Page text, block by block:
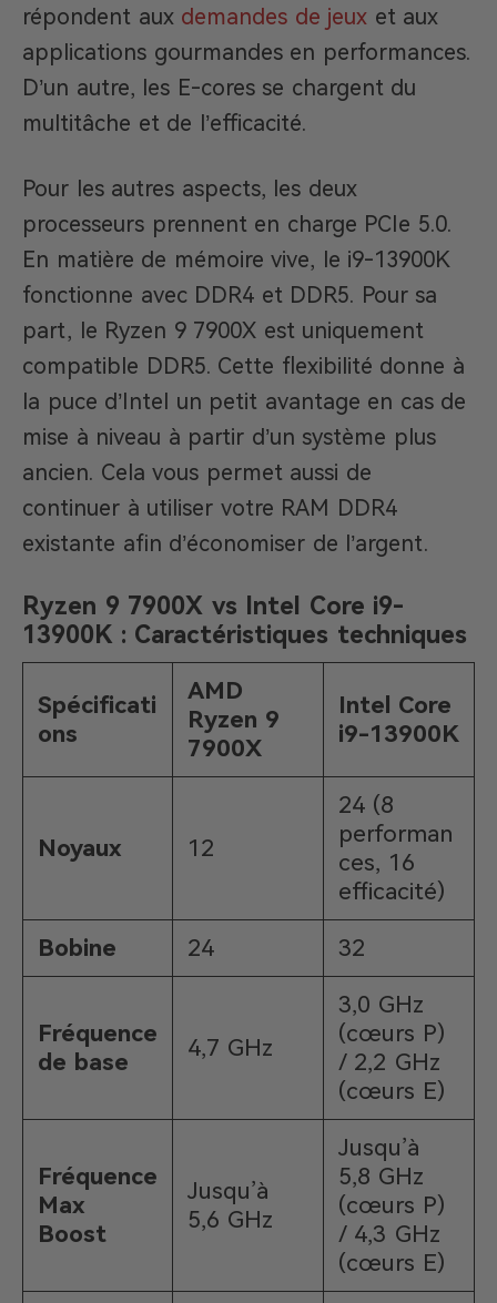
répondent auxdemandes de jeux et aux
applications gourmandes en performances.
D’un autre, les E-cores se chargent du
multitâche et de l’efficacité.
Pour les autres aspects, les deux
processeurs prennent en charge PCIe 5.0.
En matière de mémoire vive, le i9-13900K
fonctionne avec DDR4 et DDR5. Pour sa
part, le Ryzen 9 7900X est uniquement
compatible DDR5. Cette flexibilité donne à
la puce d’Intel un petit avantage en cas de
mise à niveau à partir d’un système plus
ancien. Cela vous permet aussi de
continuer à utiliser votre RAM DDR4
existante afin d’économiser de l’argent.
Ryzen 9 7900X vs Intel Core i9-
13900K : Caractéristiques techniques
Spécificati
ons
AMD
Ryzen 9
7900X
Intel Core
i9-13900K
Noyaux 12
24 (8
performan
ces, 16
efficacité)
Bobine 24 32
Fréquence
de base
4,7 GHz
3,0 GHz
(cœurs P)
/ 2,2 GHz
(cœurs E)
Fréquence
Max
Boost
Jusqu’à
5,6 GHz
Jusqu’à
5,8 GHz
(cœurs P)
/ 4,3 GHz
(cœurs E)